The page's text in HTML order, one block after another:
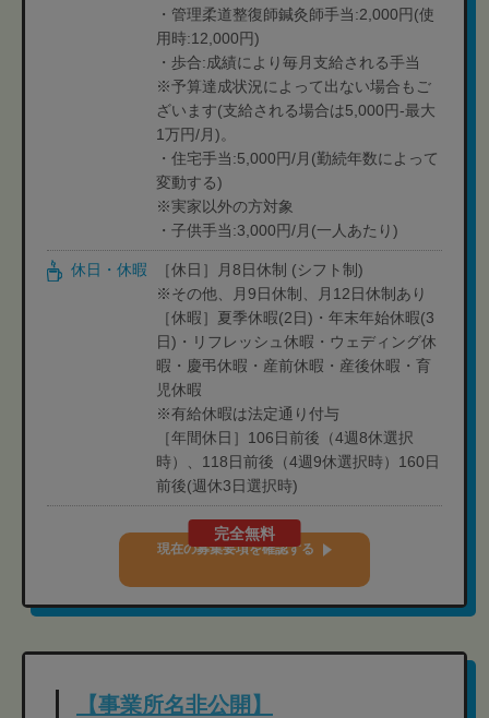
・管理柔道整復師鍼灸師手当:2,000円(使
用時:12,000円)
・歩合:成績により毎月支給される手当
※予算達成状況によって出ない場合もご
ざいます(支給される場合は5,000円-最大
1万円/月)。
・住宅手当:5,000円/月(勤続年数によって
変動する)
※実家以外の方対象
・子供手当:3,000円/月(一人あたり)
休日・休暇
［休日］月8日休制 (シフト制)
※その他、月9日休制、月12日休制あり
［休暇］夏季休暇(2日)・年末年始休暇(3
日)・リフレッシュ休暇・ウェディング休
暇・慶弔休暇・産前休暇・産後休暇・育
児休暇
※有給休暇は法定通り付与
［年間休日］106日前後（4週8休選択
時）、118日前後（4週9休選択時）160日
前後(週休3日選択時)
完全無料
現在の募集要項を確認する
【事業所名非公開】